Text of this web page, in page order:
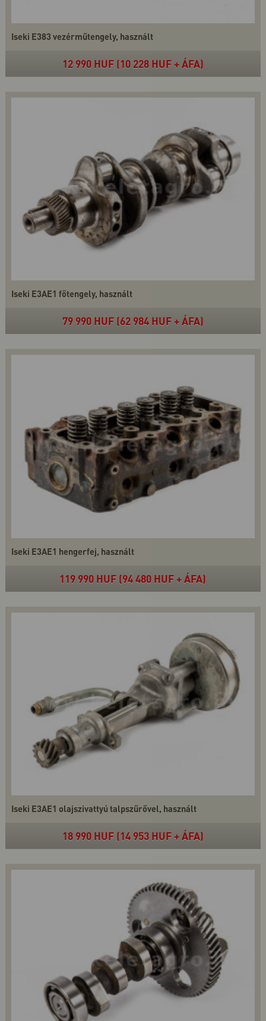
Iseki E383 vezérműtengely, használt
12 990 HUF (10 228 HUF + ÁFA)
Iseki E3AE1 főtengely, használt
79 990 HUF (62 984 HUF + ÁFA)
Iseki E3AE1 hengerfej, használt
119 990 HUF (94 480 HUF + ÁFA)
Iseki E3AE1 olajszivattyú talpszűrővel, használt
18 990 HUF (14 953 HUF + ÁFA)